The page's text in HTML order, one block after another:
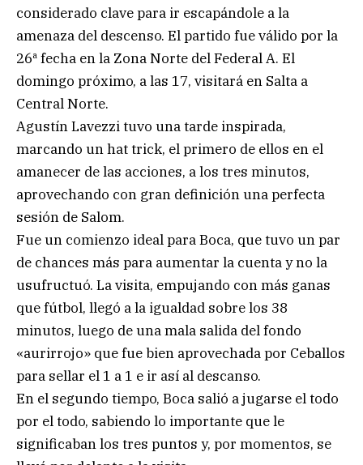
considerado clave para ir escapándole a la
amenaza del descenso. El partido fue válido por la
26ª fecha en la Zona Norte del Federal A. El
domingo próximo, a las 17, visitará en Salta a
Central Norte.
Agustín Lavezzi tuvo una tarde inspirada,
marcando un hat trick, el primero de ellos en el
amanecer de las acciones, a los tres minutos,
aprovechando con gran definición una perfecta
sesión de Salom.
Fue un comienzo ideal para Boca, que tuvo un par
de chances más para aumentar la cuenta y no la
usufructuó. La visita, empujando con más ganas
que fútbol, llegó a la igualdad sobre los 38
minutos, luego de una mala salida del fondo
«aurirrojo» que fue bien aprovechada por Ceballos
para sellar el 1 a 1 e ir así al descanso.
En el segundo tiempo, Boca salió a jugarse el todo
por el todo, sabiendo lo importante que le
significaban los tres puntos y, por momentos, se